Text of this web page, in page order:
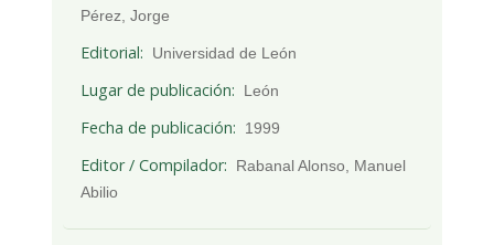
Pérez, Jorge
Editorial Universidad de León
Lugar de publicación León
Fecha de publicación 1999
Editor / Compilador
Rabanal Alonso, Manuel
Abilio